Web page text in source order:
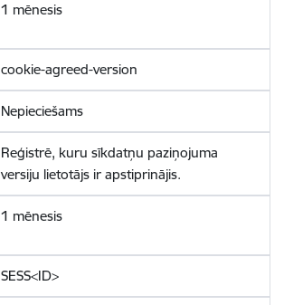
1 mēnesis
cookie-agreed-version
Nepieciešams
Reģistrē, kuru sīkdatņu paziņojuma
versiju lietotājs ir apstiprinājis.
1 mēnesis
SESS<ID>